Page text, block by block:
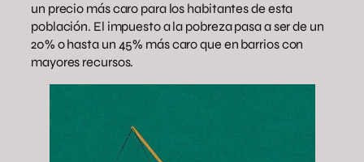
un precio más caro para los habitantes de esta
población. El impuesto a la pobreza pasa a ser de un
20% o hasta un 45% más caro que en barrios con
mayores recursos.